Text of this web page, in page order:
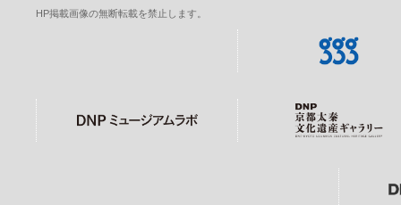
HP掲載画像の無断転載を禁止します。